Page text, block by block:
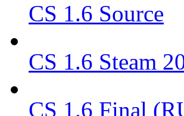
CS 1.6 Source
CS 1.6 Steam
CS 1.6 Final